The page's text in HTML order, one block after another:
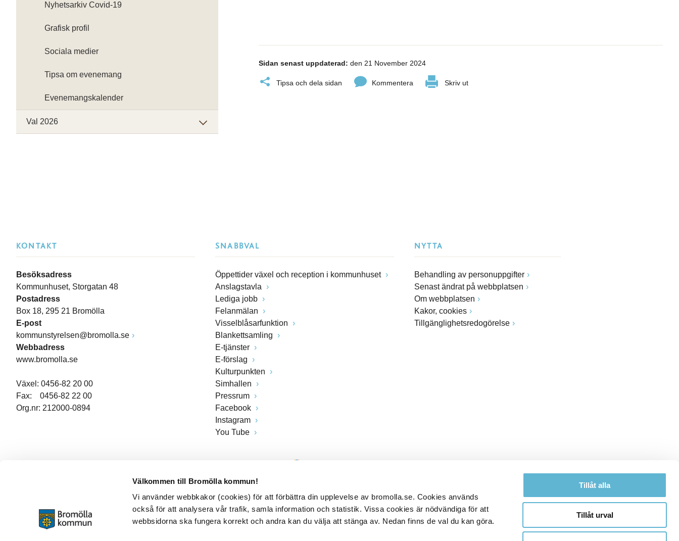
Välkommen till Bromölla kommun!
Vi använder webbkakor (cookies) för att förbättra din upplevelse av bromolla.se. Cookies används
också för att analysera vår trafik, samla information och statistik. Vissa cookies är nödvändiga för att
webbsidorna ska fungera korrekt och andra kan du välja att stänga av. Nedan finns de val du kan göra.
Tillåt alla
Tillåt urval
Sidan senast uppdaterad: den 21 November 2024
Tipsa och dela sidan Kommentera Skriv ut
Nyhetsarkiv Covid-19
Grafisk profil
Sociala medier
Tipsa om evenemang
Evenemangskalender
Val 2026
KONTAKT
Besöksadress
Kommunhuset, Storgatan 48
Postadress
Box 18, 295 21 Bromölla
E-post
kommunstyrelsen@bromolla.se
Webbadress
www.bromolla.se
Växel: 0456-82 20 00
Fax: 0456-82 22 00
Org.nr: 212000-0894
SNABBVAL
Öppettider växel och reception i kommunhuset
Anslagstavla
Lediga jobb
Felanmälan
Visselblåsarfunktion
Blankettsamling
E-tjänster
E-förslag
Kulturpunkten
Simhallen
Pressrum
Facebook
Instagram
You Tube
NYTTA
Behandling av personuppgifter
Senast ändrat på webbplatsen
Om webbplatsen
Kakor, cookies
Tillgänglighetsredogörelse